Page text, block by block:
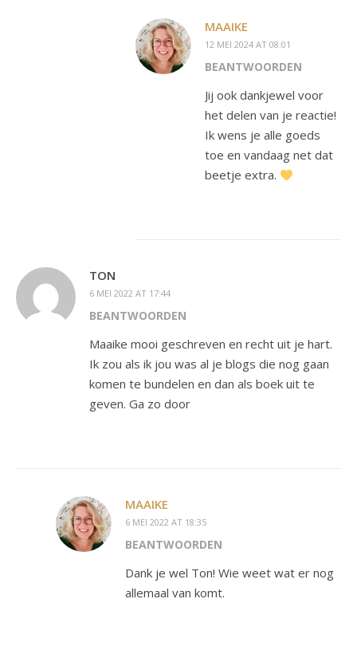
MAAIKE
12 MEI 2024 AT 08:01
BEANTWOORDEN
Jij ook dankjewel voor
het delen van je reactie!
Ik wens je alle goeds
toe en vandaag net dat
beetje extra.
TON
6 MEI 2022 AT 17:44
BEANTWOORDEN
Maaike mooi geschreven en recht uit je hart.
Ik zou als ik jou was al je blogs die nog gaan
komen te bundelen en dan als boek uit te
geven. Ga zo door
MAAIKE
6 MEI 2022 AT 18:35
BEANTWOORDEN
Dank je wel Ton! Wie weet wat er nog
allemaal van komt.